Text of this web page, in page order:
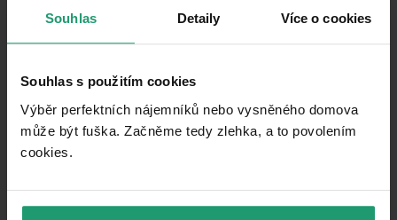
Souhlas Detaily Více o cookies
Souhlas s použitím cookies
Výběr perfektních nájemníků nebo vysněného domova
může být fuška. Začněme tedy zlehka, a to povolením
cookies.​
Podobné ponuky ako táto
PRENÁJOM CHATA/CHALUPA